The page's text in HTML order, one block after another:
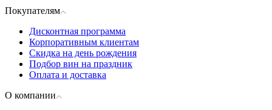
Покупателям
Дисконтная программа
Корпоративным клиентам
Скидка на день рождения
Подбор вин на праздник
Оплата и доставка
О компании